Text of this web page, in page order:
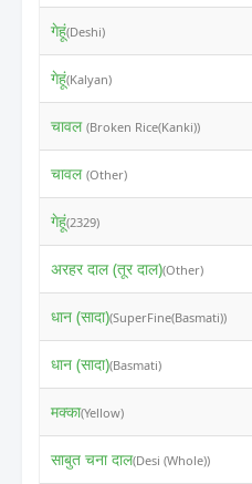
गेहूं(Deshi)
गेहूं(Kalyan)
चावल (Broken Rice(Kanki))
चावल (Other)
गेहूं(2329)
अरहर दाल (तूर दाल)(Other)
धान (सादा)(SuperFine(Basmati))
धान (सादा)(Basmati)
मक्का(Yellow)
साबुत चना दाल(Desi (Whole))